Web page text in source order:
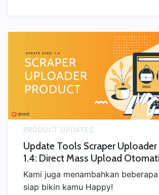
Uploader
Product
New!
Scraper
Lazada
dan
Blibli”
PRODUCT UPDATES
Update Tools Scraper
1.4: Direct Mass Upload
Kami juga menambahkan
siap bikin kamu Happy!